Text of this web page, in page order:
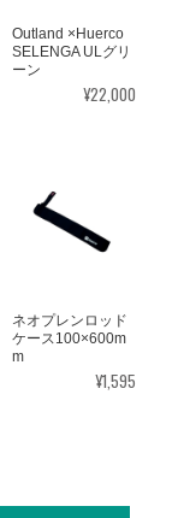
Outland ×Huerco
SELENGA ULグリ
ーン
¥22,000
ネオプレンロッド
ケース100×600m
m
¥1,595